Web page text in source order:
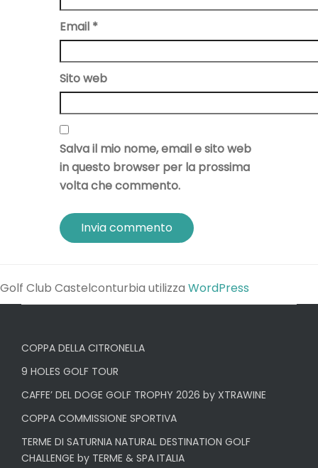
Email *
Sito web
Salva il mio nome, email e sito web
in questo browser per la prossima
volta che commento.
Golf Club Castelconturbia utilizza WordPress
COPPA DELLA CITRONELLA
9 HOLES GOLF TOUR
CAFFE’ DEL DOGE GOLF TROPHY 2026 by XTRAWINE
COPPA COMMISSIONE SPORTIVA
TERME DI SATURNIA NATURAL DESTINATION GOLF
CHALLENGE by TERME & SPA ITALIA